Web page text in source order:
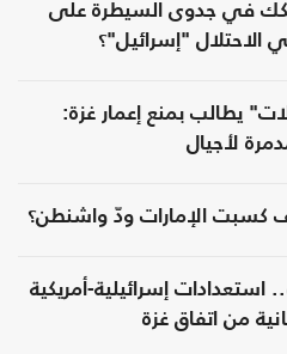
في جدوى السيطرة على
الاحتلال "إسرائيل"؟
يطالب بمنع إعمار غزة:
لأجيال
كسبت الإمارات ودّ واشنطن؟
إسرائيلية-أمريكية
من اتفاق غزة